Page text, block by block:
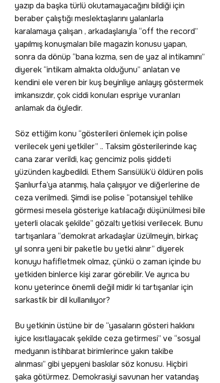
yazıp da başka türlü okutamayacağını bildiği için
beraber çalıştığı meslektaşlarını yalanlarla
karalamaya çalışan , arkadaşlarıyla “off the record”
yapılmış konuşmaları bile magazin konusu yapan,
sonra da dönüp “bana kızma, sen de yaz al intikamını”
diyerek “intikam almakta olduğunu” anlatan ve
kendini ele veren bir kuş beyinliye anlayış göstermek
imkansızdır, çok ciddi konuları espriye vuranları
anlamak da öyledir.
Söz ettiğim konu “gösterileri önlemek için polise
verilecek yeni yetkiler” .. Taksim gösterilerinde kaç
cana zarar verildi, kaç gencimiz polis şiddeti
yüzünden kaybedildi. Ethem Sarısülük’ü öldüren polis
Şanlıurfa’ya atanmış, hala çalışıyor ve diğerlerine de
ceza verilmedi. Şimdi ise polise “potansiyel tehlike
görmesi mesela gösteriye katılacağı düşünülmesi bile
yeterli olacak şekilde” gözaltı yetkisi verilecek. Bunu
tartışanlara “demokrat arkadaşlar üzülmeyin, birkaç
yıl sonra yeni bir paketle bu yetki alınır” diyerek
konuyu hafifletmek olmaz, çünkü o zaman içinde bu
yetkiden binlerce kişi zarar görebilir. Ve ayrıca bu
konu yeterince önemli değil midir ki tartışanlar için
sarkastik bir dil kullanılıyor?
Bu yetkinin üstüne bir de “yasaların gösteri hakkını
iyice kısıtlayacak şekilde ceza getirmesi” ve “sosyal
medyanın istihbarat birimlerince yakın takibe
alınması” gibi yepyeni baskılar söz konusu. Hiçbiri
şaka götürmez. Demokrasiyi savunan her vatandaş